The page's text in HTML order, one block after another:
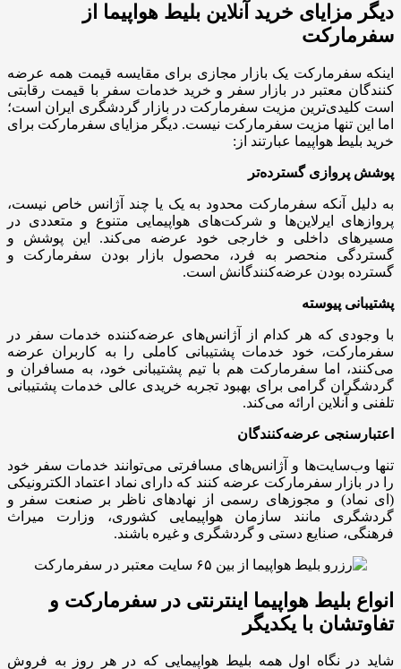
دیگر مزایای خرید آنلاین بلیط هواپیما از
سفرمارکت
اینکه سفرمارکت یک بازار مجازی برای مقایسه قیمت همه عرضه
کنندگان معتبر در بازار سفر و خرید خدمات سفر با قیمت رقابتی
است کلیدی‌ترین مزیت سفرمارکت در بازار گردشگری ایران است؛
اما این تنها مزیت سفرمارکت نیست. دیگر مزایای سفرمارکت برای
خرید بلیط هواپیما عبارتند از:
پوشش پروازی گسترده‌تر
به دلیل آنکه سفرمارکت محدود به یک یا چند آژانس خاص نیست،
پروازهای ایرلاین‌ها و شرکت‌های هواپیمایی متنوع و متعددی در
مسیرهای داخلی و خارجی خود عرضه می‌کند. این پوشش و
گستردگی منحصر به فرد، محصول بازار بودن سفرمارکت و
گسترده بودن عرضه‌کنندگانش است.
پشتیبانی پیوسته
با وجودی که هر کدام از آژانس‌های عرضه‌کننده خدمات سفر در
سفرمارکت، خود خدمات پشتیبانی کاملی را به کاربران عرضه
می‌کنند، اما سفرمارکت هم با تیم پشتیبانی خود، به مسافران و
گردشگران گرامی برای بهبود تجربه خریدی عالی خدمات پشتیبانی
تلفنی و آنلاین ارائه می‌کند.
اعتبارسنجی عرضه‌کنندگان
تنها وب‌سایت‌ها و آژانس‌های مسافرتی می‌توانند خدمات سفر خود
را در بازار سفرمارکت عرضه کنند که دارای نماد اعتماد الکترونیکی
(ای نماد) و مجوزهای رسمی از نهادهای ناظر بر صنعت سفر و
گردشگری مانند سازمان هواپیمایی کشوری، وزارت میراث
فرهنگی، صنایع دستی و گردشگری و غیره باشند.
انواع بلیط هواپیما اینترنتی در سفرمارکت و
تفاوتشان با یکدیگر
شاید در نگاه اول همه بلیط هواپیمایی که در هر روز به فروش